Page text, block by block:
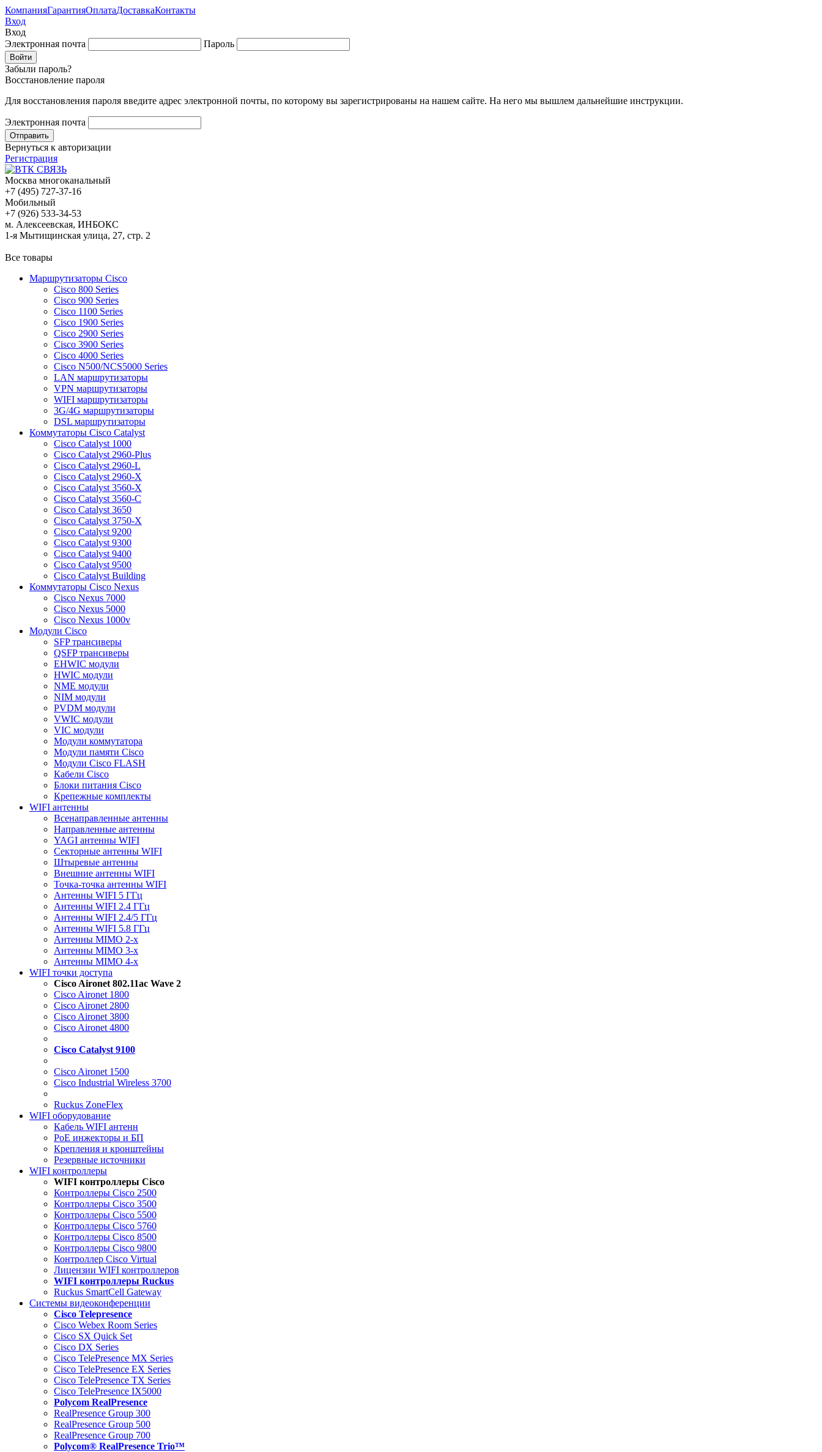
КомпанияГарантияОплатаДоставкаКонтакты
Вход
Вход
Электронная почта
Пароль
Забыли пароль?
Восстановление пароля
Для восстановления пароля введите адрес электронной почты, по которому вы зарегистрированы на нашем сайте. На него мы вышлем дальнейшие инструкции.
Электронная почта
Вернуться к авторизации
Регистрация
Москва многоканальный
+7 (495) 727-37-16
Мобильный
+7 (926) 533-34-53
м. Алексеевская, ИНБОКС
1-я Мытищинская улица, 27, стр. 2
Все товары
Маршрутизаторы Cisco
Cisco 800 Series
Cisco 900 Series
Cisco 1100 Series
Cisco 1900 Series
Cisco 2900 Series
Cisco 3900 Series
Cisco 4000 Series
Cisco N500/NCS5000 Series
LAN маршрутизаторы
VPN маршрутизаторы
WIFI маршрутизаторы
3G/4G маршрутизаторы
DSL маршрутизаторы
Коммутаторы Cisco Catalyst
Cisco Catalyst 1000
Cisco Catalyst 2960-Plus
Cisco Catalyst 2960-L
Cisco Catalyst 2960-X
Cisco Catalyst 3560-X
Cisco Catalyst 3560-C
Cisco Catalyst 3650
Cisco Catalyst 3750-X
Cisco Catalyst 9200
Cisco Catalyst 9300
Cisco Catalyst 9400
Cisco Catalyst 9500
Cisco Catalyst Building
Коммутаторы Cisco Nexus
Cisco Nexus 7000
Cisco Nexus 5000
Cisco Nexus 1000v
Модули Cisco
SFP трансиверы
QSFP трансиверы
EHWIC модули
HWIC модули
NME модули
NIM модули
PVDM модули
VWIC модули
VIC модули
Модули коммутатора
Модули памяти Cisco
Модули Cisco FLASH
Кабели Cisco
Блоки питания Cisco
Крепежные комплекты
WIFI антенны
Всенаправленные антенны
Направленные антенны
YAGI антенны WIFI
Секторные антенны WIFI
Штыревые антенны
Внешние антенны WIFI
Точка-точка антенны WIFI
Антенны WIFI 5 ГГц
Антенны WIFI 2.4 ГГц
Антенны WIFI 2.4/5 ГГц
Антенны WIFI 5.8 ГГц
Антенны MIMO 2-x
Антенны MIMO 3-x
Антенны MIMO 4-x
WIFI точки доступа
Cisco Aironet 802.11ac Wave 2
Cisco Aironet 1800
Cisco Aironet 2800
Cisco Aironet 3800
Cisco Aironet 4800
Cisco Catalyst 9100
Cisco Aironet 1500
Cisco Industrial Wireless 3700
Ruckus ZoneFlex
WIFI оборудование
Кабель WIFI антенн
PoE инжекторы и БП
Крепления и кронштейны
Резервные источники
WIFI контроллеры
WIFI контроллеры Cisco
Контроллеры Cisco 2500
Контроллеры Cisco 3500
Контроллеры Cisco 5500
Контроллеры Cisco 5760
Контроллеры Cisco 8500
Контроллеры Cisco 9800
Контроллер Cisco Virtual
Лицензии WIFI контроллеров
WIFI контроллеры Ruckus
Ruckus SmartCell Gateway
Системы видеоконференции
Cisco Telepresence
Cisco Webex Room Series
Cisco SX Quick Set
Cisco DX Series
Cisco TelePresence MX Series
Cisco TelePresence EX Series
Cisco TelePresence TX Series
Cisco TelePresence IX5000
Polycom RealPresence
RealPresence Group 300
RealPresence Group 500
RealPresence Group 700
Polycom® RealPresence Trio™